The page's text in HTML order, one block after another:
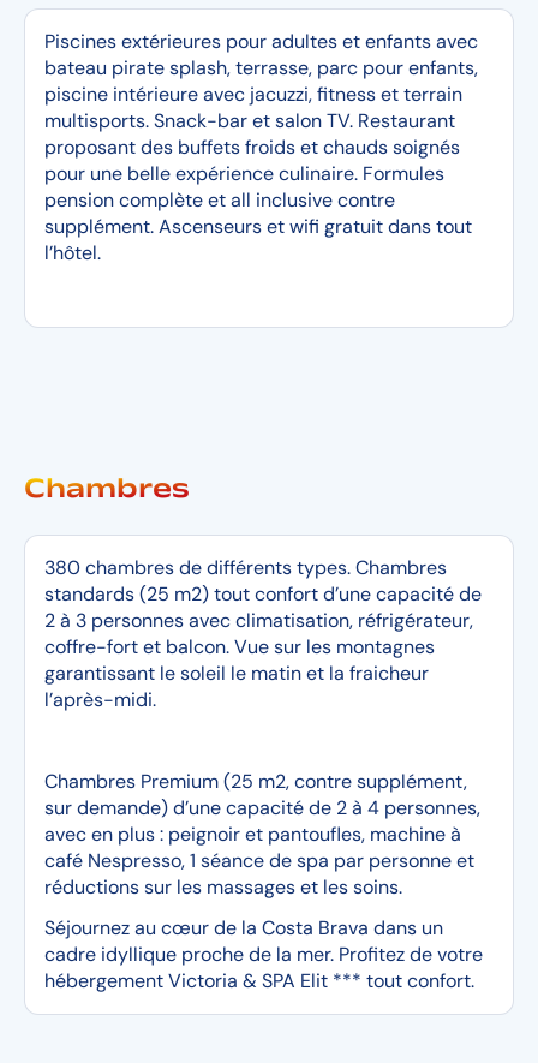
Piscines extérieures pour adultes et enfants avec
bateau pirate splash, terrasse, parc pour enfants,
piscine intérieure avec jacuzzi, fitness et terrain
multisports. Snack-bar et salon TV. Restaurant
proposant des buffets froids et chauds soignés
pour une belle expérience culinaire. Formules
pension complète et all inclusive contre
supplément. Ascenseurs et wifi gratuit dans tout
l’hôtel.
Chambres
380 chambres de différents types. Chambres
standards (25 m2) tout confort d’une capacité de
2 à 3 personnes avec climatisation, réfrigérateur,
coffre-fort et balcon. Vue sur les montagnes
garantissant le soleil le matin et la fraicheur
l’après-midi.
Chambres Premium (25 m2, contre supplément,
sur demande) d’une capacité de 2 à 4 personnes,
avec en plus : peignoir et pantoufles, machine à
café Nespresso, 1 séance de spa par personne et
réductions sur les massages et les soins.
Séjournez au cœur de la Costa Brava dans un
cadre idyllique proche de la mer. Profitez de votre
hébergement Victoria & SPA Elit *** tout confort.